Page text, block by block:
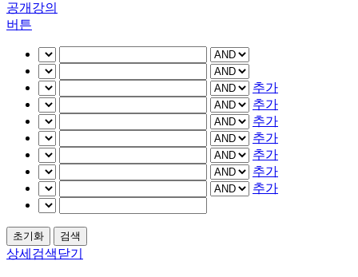
공개강의
버튼
추가
추가
추가
추가
추가
추가
추가
상세검색닫기